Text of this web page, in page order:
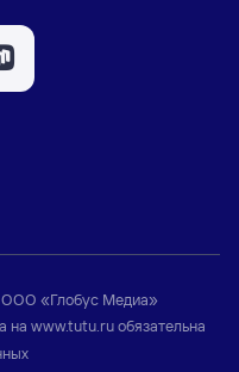
ООО «Глобус Медиа»
на www.tutu.ruобязательна